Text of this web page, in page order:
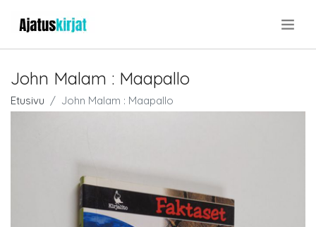
John Malam : Maapallo
Etusivu John Malam : Maapallo